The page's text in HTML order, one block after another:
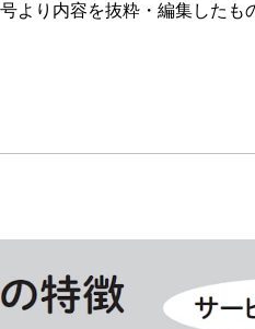
より内容を抜粋・編集したも